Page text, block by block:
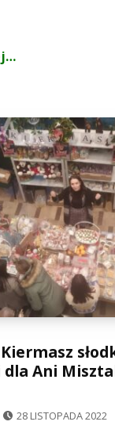
Ani
28 LISTOPADA 2022